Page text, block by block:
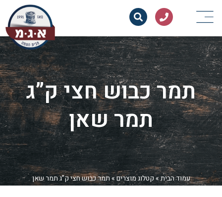
תמר כבוש חצי ק”ג
תמר שאן
עמוד הבית»קטלוג מוצרים»תמר כבוש חצי ק”ג תמר שאן